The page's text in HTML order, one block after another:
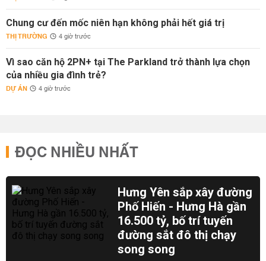
Chung cư đến mốc niên hạn không phải hết giá trị
THỊ TRƯỜNG 4 giờ trước
Vì sao căn hộ 2PN+ tại The Parkland trở thành lựa chọn
của nhiều gia đình trẻ?
DỰ ÁN 4 giờ trước
ĐỌC NHIỀU NHẤT
Hưng Yên sắp xây đường
Phố Hiến - Hưng Hà gần
16.500 tỷ, bố trí tuyến
đường sắt đô thị chạy
song song